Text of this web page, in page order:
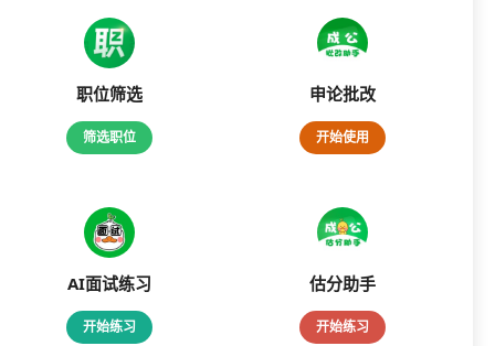
职位筛选
筛选职位
申论批改
开始使用
AI面试练习
开始练习
估分助手
开始练习